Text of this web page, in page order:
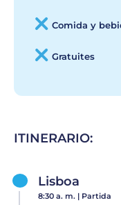
Comida y
Gratuites
ITINERARIO:
Lisboa
8:30 a. m. | Partida